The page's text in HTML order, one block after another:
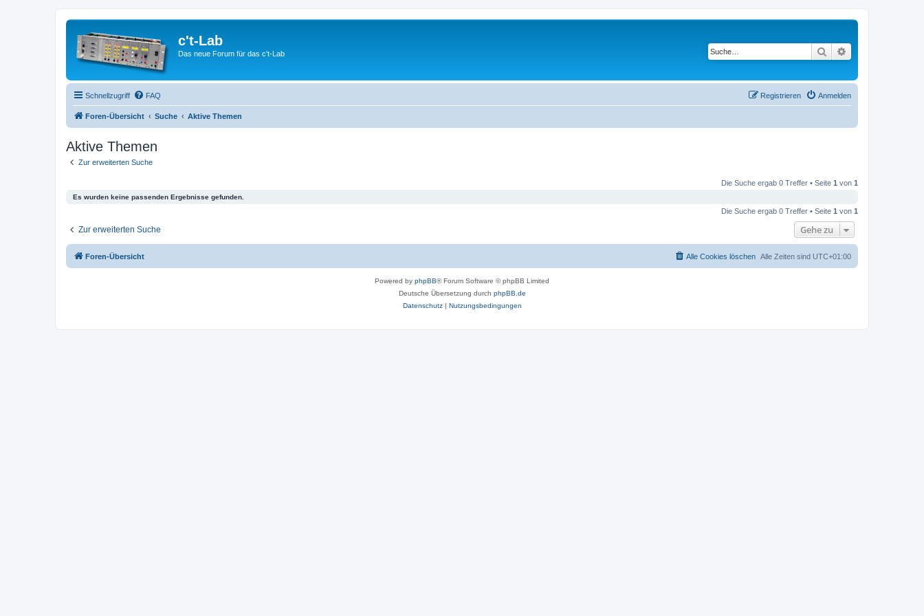
c't-Lab
Das neue Forum für das c't-Lab Suche
Schnellzugriff FAQ Anmelden
Registrieren
Foren-Übersicht Suche Aktive Themen
Aktive Themen
Zur erweiterten Suche
Die Suche ergab 0 Treffer • Seite 1 von 1
Es wurden keine passenden Ergebnisse gefunden.
Die Suche ergab 0 Treffer • Seite 1 von 1
Zur erweiterten Suche Gehe zu
Foren-Übersicht Alle Zeiten sind UTC+01:00
Alle Cookies löschen
Powered by phpBB® Forum Software © phpBB Limited
Deutsche Übersetzung durch phpBB.de
Datenschutz| Nutzungsbedingungen